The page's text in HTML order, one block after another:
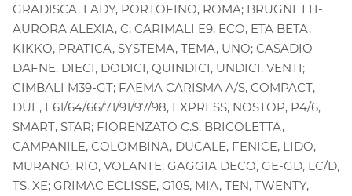
GRADISCA, LADY, PORTOFINO, ROMA; BRUGNETTI-
AURORA ALEXIA, C; CARIMALI E9, ECO, ETA BETA,
KIKKO, PRATICA, SYSTEMA, TEMA, UNO; CASADIO
DAFNE, DIECI, DODICI, QUINDICI, UNDICI, VENTI;
CIMBALI M39-GT; FAEMA CARISMA A/S, COMPACT,
DUE, E61/64/66/71/91/97/98, EXPRESS, NOSTOP, P4/6,
SMART, STAR; FIORENZATO C.S. BRICOLETTA,
CAMPANILE, COLOMBINA, DUCALE, FENICE, LIDO,
MURANO, RIO, VOLANTE; GAGGIA DECO, GE-GD, LC/D,
TS, XE; GRIMAC ECLISSE, G105, MIA, TEN, TWENTY,